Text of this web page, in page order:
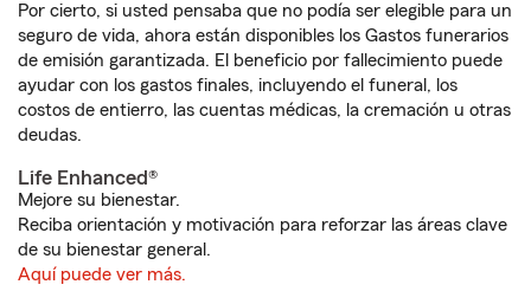
Por cierto, si usted pensaba que no podía ser elegible para un
seguro de vida, ahora están disponibles los Gastos funerarios
de emisión garantizada. El beneficio por fallecimiento puede
ayudar con los gastos finales, incluyendo el funeral, los
costos de entierro, las cuentas médicas, la cremación u otras
deudas.
Life Enhanced®
Mejore su bienestar.
Reciba orientación y motivación para reforzar las áreas clave
de su bienestar general.
Aquí puede ver más.